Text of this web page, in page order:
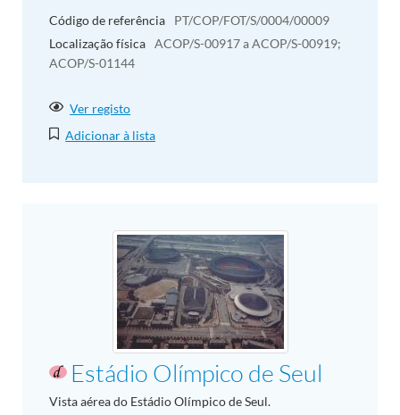
Código de referência
PT/COP/FOT/S/0004/00009
Localização física ACOP/S-00917 a ACOP/S-00919;
ACOP/S-01144
Ver registo
Adicionar à lista
Estádio Olímpico de Seul
Vista aérea do Estádio Olímpico de Seul.